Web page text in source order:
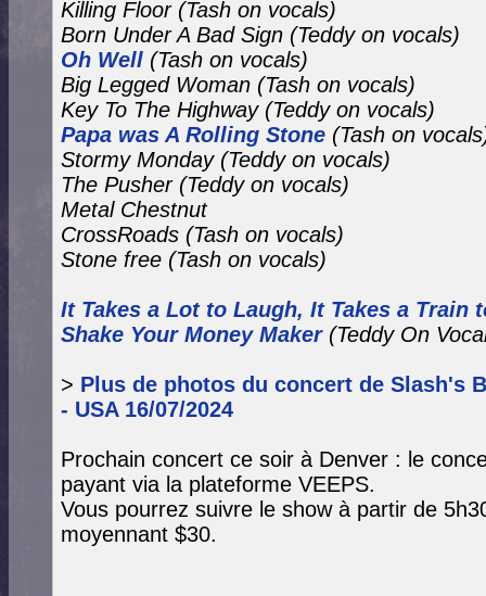
Killing Floor (Tash on vocals)
Born Under A Bad Sign (Teddy on vocals)
Oh Well (Tash on vocals)
Big Legged Woman (Tash on vocals)
Key To The Highway (Teddy on vocals)
Papa was A Rolling Stone (Tash on
Stormy Monday (Teddy on vocals)
The Pusher (Teddy on vocals)
Metal Chestnut
CrossRoads (Tash on vocals)
Stone free (Tash on vocals)
It Takes a Lot to Laugh, It Takes a Train
Shake Your Money Maker(Teddy On
> Plus de photos du concert de Slash's
- USA 16/07/2024
Prochain concert ce soir à Denver : le
payant via la plateforme VEEPS.
Vous pourrez suivre le show à partir de
moyennant $30.